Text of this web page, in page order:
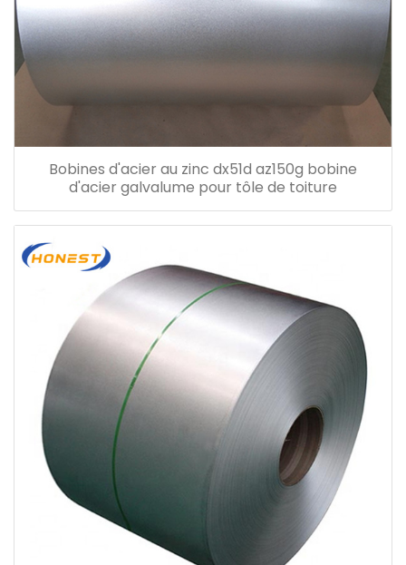
Bobines d'acier au zinc dx51d az150g bobine
d'acier galvalume pour tôle de toiture